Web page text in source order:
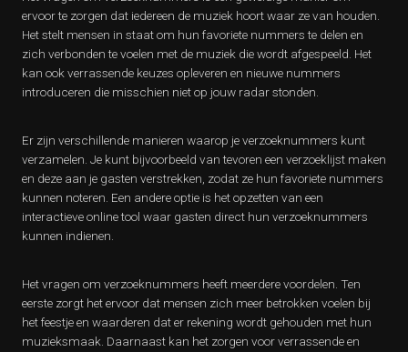
ervoor te zorgen dat iedereen de muziek hoort waar ze van houden.
Het stelt mensen in staat om hun favoriete nummers te delen en
zich verbonden te voelen met de muziek die wordt afgespeeld. Het
kan ook verrassende keuzes opleveren en nieuwe nummers
introduceren die misschien niet op jouw radar stonden.
Er zijn verschillende manieren waarop je verzoeknummers kunt
verzamelen. Je kunt bijvoorbeeld van tevoren een verzoeklijst maken
en deze aan je gasten verstrekken, zodat ze hun favoriete nummers
kunnen noteren. Een andere optie is het opzetten van een
interactieve online tool waar gasten direct hun verzoeknummers
kunnen indienen.
Het vragen om verzoeknummers heeft meerdere voordelen. Ten
eerste zorgt het ervoor dat mensen zich meer betrokken voelen bij
het feestje en waarderen dat er rekening wordt gehouden met hun
muzieksmaak. Daarnaast kan het zorgen voor verrassende en